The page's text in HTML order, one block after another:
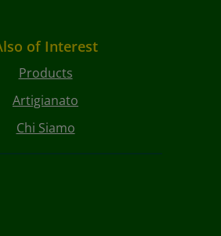
of Interest
Products
Artigianato
Chi Siamo